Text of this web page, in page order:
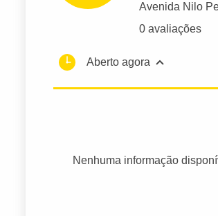
Avenida Nilo
0 avaliações
Aberto agora
Nenhuma informação